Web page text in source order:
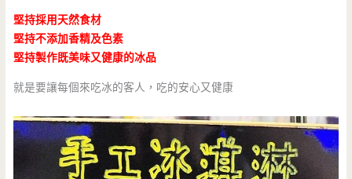
堅持採用天然食材
堅持不添加香精及色素
堅持製作既美味又健康的冰品
就是要讓每個來吃冰的客人，吃的安心又健康